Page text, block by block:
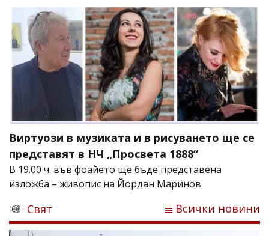
Виртуози в музиката и в рисуването ще се
представят в НЧ „Просвета 1888“
В 19.00 ч. във фоайето ще бъде представена
изложба – живопис на Йордан Маринов
Свят Всички новини